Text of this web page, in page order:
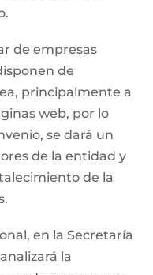
de empresas
de
principalmente a
web, por lo
se dará un
de la entidad y
de la
en la Secretaría
la